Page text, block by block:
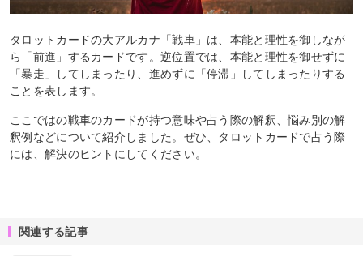
タロットカードの大アルカナ「戦車」は、本能と理性を御しなが
ら「前進」するカードです。逆位置では、本能と理性を御せずに
「暴走」してしまったり、進めずに「停滞」してしまったりする
ことを表します。
ここではの戦車のカードが持つ意味や占う際の解釈、悩み別の解
釈例などについて紹介しました。ぜひ、タロットカードで占う際
には、解決のヒントにしてください。
関連する記事